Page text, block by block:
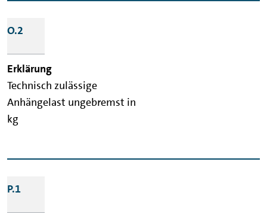
O.2
Technisch zulässige
Anhängelast ungebremst in
kg
P.1